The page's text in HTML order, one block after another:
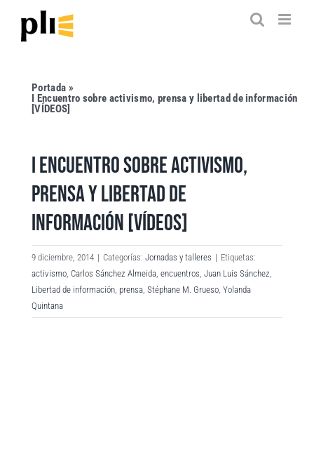
Portada »
I Encuentro sobre activismo, prensa y libertad de información
[VÍDEOS]
I ENCUENTRO SOBRE ACTIVISMO,
PRENSA Y LIBERTAD DE
INFORMACIÓN [VÍDEOS]
9 diciembre, 2014 | Categorías:Jornadas y talleres | Etiquetas:
activismo ,Carlos Sánchez Almeida ,encuentros ,Juan Luis Sánchez
Libertad de información prensa ,Stéphane M. Grueso ,Yolanda
Quintana